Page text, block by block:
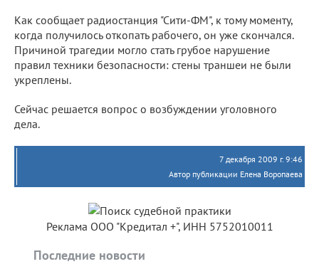
Как сообщает радиостанция "Сити-ФМ", к тому моменту,
когда получилось откопать рабочего, он уже скончался.
Причиной трагедии могло стать грубое нарушение
правил техники безопасности: стены траншеи не были
укреплены.
Сейчас решается вопрос о возбуждении уголовного
дела.
7 декабря 2009 г. 9:46
Автор публикации Елена Воропаева
Реклама ООО "Кредитал +", ИНН 5752010011
Последние новости